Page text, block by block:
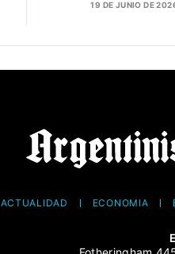
19 DE JUNIO DE
ACTUALIDAD ECONOMÍA